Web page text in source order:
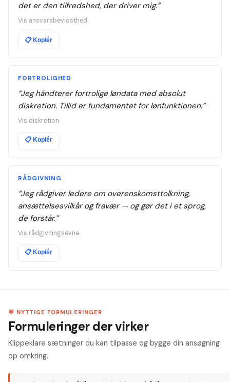
det er den tilfredshed, der driver mig.”
Vis ansvarsbevidsthed.
📋Kopiér
FORTROLIGHED
“Jeg håndterer fortrolige løndata med absolut
diskretion. Tillid er fundamentet for lønfunktionen.”
Vis diskretion.
📋Kopiér
RÅDGIVNING
“Jeg rådgiver ledere om overenskomsttolkning,
ansættelsesvilkår og fravær — og gør det i et sprog,
de forstår.”
Vis rådgivningsevne.
📋Kopiér
💬 NYTTIGE FORMULERINGER
Formuleringer der virker
Klippeklare sætninger du kan tilpasse og bygge din ansøgning
op omkring.